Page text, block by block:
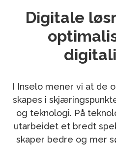
Digitale
I Inselo mener vi at de
skapes i
og teknologi. På
utarbeidet et bredt
skaper bedre og mer